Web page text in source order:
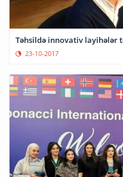
Təhsildə innovativ layihələr
23-10-2017